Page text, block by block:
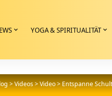
YOGA & SPIRITUALITÄT
>Videos>Video>Entspanne